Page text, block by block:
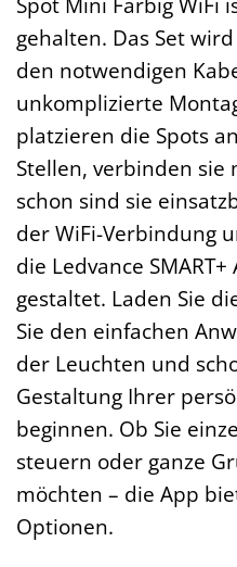
gehalten. Das Set
den notwendigen
unkomplizierte
platzieren die Spots
Stellen, verbinden
schon sind sie
der WiFi-Verbindung
die Ledvance
gestaltet. Laden Sie
Sie den einfachen
der Leuchten und
Gestaltung Ihrer
beginnen. Ob Sie
steuern oder ganze
möchten – die App
Optionen.